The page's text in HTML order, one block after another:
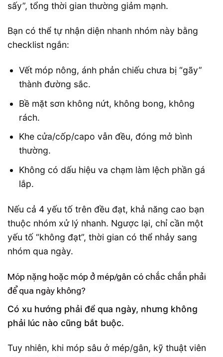
sấy”, tổng thời gian thường giảm mạnh.
Bạn có thể tự nhận diện nhanh nhóm này bằng
checklist ngắn:
Vết móp nông, ánh phản chiếu chưa bị “gãy”
thành đường sắc.
Bề mặt sơn không nứt, không bong, không
rách.
Khe cửa/cốp/capo vẫn đều, đóng mở bình
thường.
Không có dấu hiệu va chạm làm lệch phần gá
lắp.
Nếu cả 4 yếu tố trên đều đạt, khả năng cao bạn
thuộc nhóm xử lý nhanh. Ngược lại, chỉ cần một
yếu tố “không đạt”, thời gian có thể nhảy sang
nhóm qua ngày.
Móp nặng hoặc móp ở mép/gân có chắc chắn phải
để qua ngày không?
Có xu hướng phải để qua ngày, nhưng không
phải lúc nào cũng bắt buộc.
Tuy nhiên, khi móp sâu ở mép/gân, kỹ thuật viên